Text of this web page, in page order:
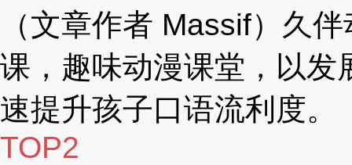
（文章作者 Massif）久
课，趣味动漫课堂，以发
速提升孩子口语流利度。
TOP2